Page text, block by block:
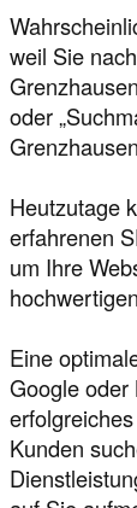
weil Sie
oder
Heutzutage
erfahrenen
um Ihre
Eine
Google oder
Kunden